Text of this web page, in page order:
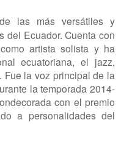
las más versátiles y
del Ecuador. Cuenta con
artista solista y ha
ecuatoriana, el jazz,
Fue la voz principal de la
la temporada 2014-
con el premio
a personalidades del